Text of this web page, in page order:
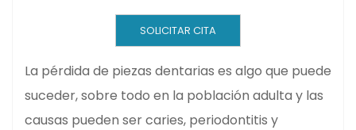
SOLICITAR CITA
La pérdida de piezas dentarias es algo que puede
suceder, sobre todo en la población adulta y las
causas pueden ser caries, periodontitis y